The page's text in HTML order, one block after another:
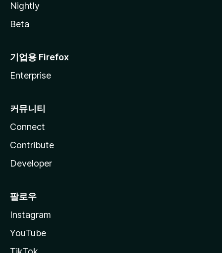
Nightly
Beta
기업용 Firefox
Enterprise
커뮤니티
Connect
Contribute
Developer
팔로우
Instagram
YouTube